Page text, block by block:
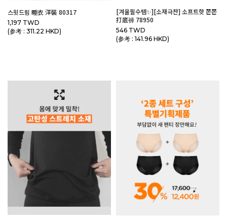
스윗드림 睡衣 洋裝 80317
1,197 TWD
(参考 : 311.22 HKD)
[겨울필수템✨][소재극찬] 소프트핫 쫀쫀
打底褲 78950
546 TWD
(参考 : 141.96 HKD)